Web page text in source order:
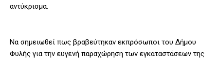
αντύκρισμα.
Να σημειωθεί πως βραβεύτηκαν εκπρόσωποι του Δήμου
Φυλής για την ευγενή παραχώρηση των εγκαταστάσεων της